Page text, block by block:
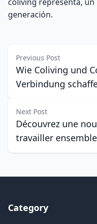
generación.
Previous Post
Wie Coliving und
Verbindung
Next Post
Découvrez une
travailler ensemble
Category